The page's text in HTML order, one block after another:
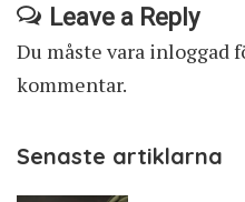
Leave a Reply
Du måste vara inloggad
kommentar.
Senaste artiklarna